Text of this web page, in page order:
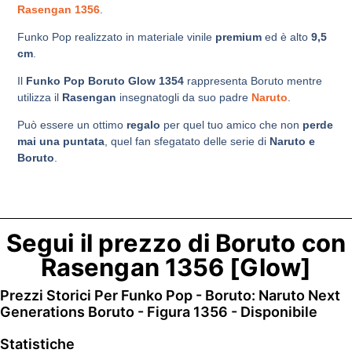
Rasengan 1356
Funko Pop realizzato in materiale vinile premium ed è alto9,5
cm
Il Funko Pop Boruto Glow 1354 rappresenta Boruto mentre
utilizza il Rasengan insegnatogli da suo padre Naruto
Può essere un ottimo regalo per quel tuo amico che non perde
mai una puntata , quel fan sfegatato delle serie di Naruto e
Boruto
Segui il prezzo di Boruto con
Rasengan 1356 [Glow]
Prezzi Storici Per Funko Pop - Boruto: Naruto Next
Generations Boruto - Figura 1356 - Disponibile
Statistiche